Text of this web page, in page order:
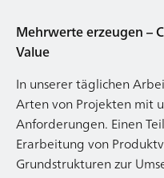
Mehrwerte erzeugen –
Value
In unserer täglichen
Arten von Projekten mit
Anforderungen. Einen
Erarbeitung von
Grundstrukturen zur